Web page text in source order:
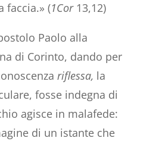
faccia.» (1Cor 13,12)
Paolo alla
di Corinto, dando per
riflessa, la
fosse indegna di
agisce in malafede:
di un istante che